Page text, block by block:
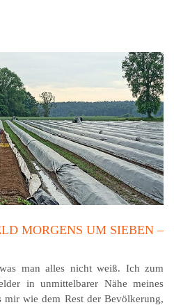
MORGENS UM SIEBEN –
man alles nicht weiß. Ich zum
in unmittelbarer Nähe meines
wie dem Rest der Bevölkerung,